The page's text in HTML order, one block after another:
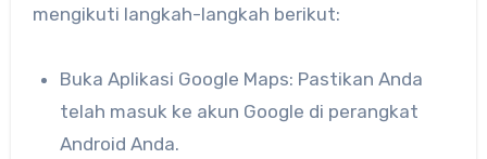
mengikuti langkah-langkah berikut:
Buka Aplikasi Google Maps: Pastikan Anda
telah masuk ke akun Google di perangkat
Android Anda.